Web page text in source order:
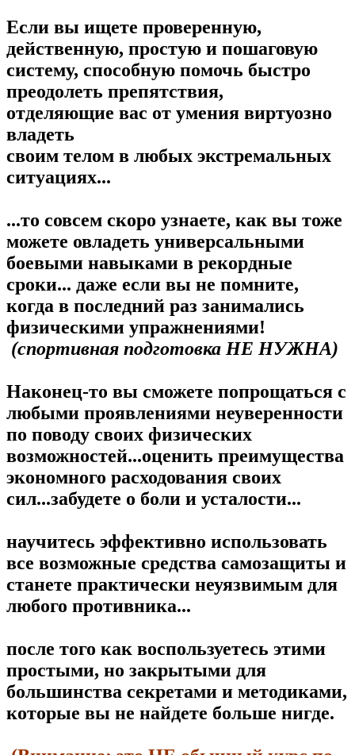
Если вы ищете проверенную,
действенную, простую и пошаговую
систему, способную помочь быстро
преодолеть препятствия,
отделяющие вас от умения виртуозно
владеть
своим телом в любых экстремальных
ситуациях...
...то совсем скоро узнаете, как вы тоже
можете овладеть универсальными
боевыми навыками в рекордные
сроки... даже если вы не помните,
когда в последний раз занимались
физическими упражнениями!
(спортивная подготовка НЕ НУЖНА)
Наконец-то вы сможете попрощаться с
любыми проявлениями неуверенности
по поводу своих физических
возможностей...оценить преимущества
экономного расходования своих
сил...забудете о боли и усталости...
научитесь эффективно использовать
все возможные средства самозащиты и
станете практически неуязвимым для
любого противника...
после того как воспользуетесь этими
простыми, но закрытыми для
большинства секретами и методиками,
которые вы не найдете больше нигде.